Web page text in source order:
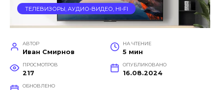
ТЕЛЕВИЗОРЫ, АУДИО-ВИДЕО, HI-FI
АВТОР
Иван Смирнов
НА ЧТЕНИЕ
5 мин
ПРОСМОТРОВ
217
ОПУБЛИКОВАНО
16.08.2024
ОБНОВЛЕНО